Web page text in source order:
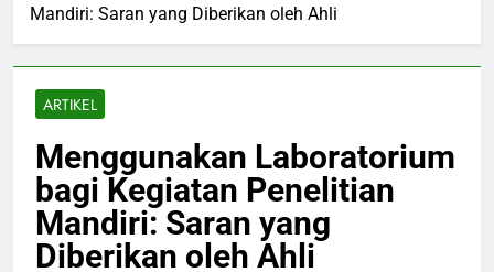
Mandiri: Saran yang Diberikan oleh Ahli
ARTIKEL
Menggunakan Laboratorium
bagi Kegiatan Penelitian
Mandiri: Saran yang
Diberikan oleh Ahli